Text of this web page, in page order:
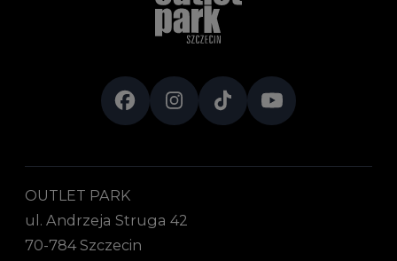
OUTLET PARK
ul. Andrzeja Struga 42
70-784 Szczecin